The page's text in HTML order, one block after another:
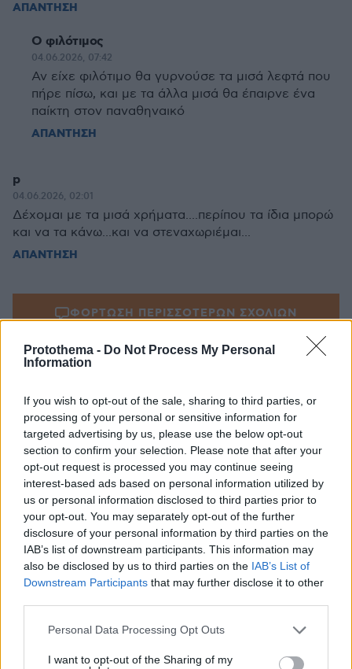
Protothema - Do Not Process My Personal
Information
If you wish to opt-out of the sale, sharing to third parties, or
processing of your personal or sensitive information for
targeted advertising by us, please use the below opt-out
section to confirm your selection. Please note that after your
opt-out request is processed you may continue seeing
interest-based ads based on personal information utilized by
us or personal information disclosed to third parties prior to
your opt-out. You may separately opt-out of the further
disclosure of your personal information by third parties on the
IAB’s list of downstream participants. This information may
also be disclosed by us to third parties on the IAB’s List of
Downstream Participants that may further disclose it to other
Please note that this website/app uses one or more Google
not limited to your visit or usage behaviour. You may click to
Personal Data Processing Opt Outs
I want to opt-out of the Sharing of my
ΑΠΑΝΤΗΣΗ
Ο φιλότιμος
04.06.2026, 07:42
Αν είχε φιλότιμο θα γυρνούσε τα μισά λεφτά που
πήρε πίσω, και με τα άλλα μισά θα έπαιρνε ένα
παίκτη στον παναθηναικό
ΑΠΑΝΤΗΣΗ
p
04.06.2026, 02:01
Δέχομαι με τα μισά χρήματα....περίπου τα ίδια μπορώ
και να τα κάνω...και να στεναχωριέμαι...
ΑΠΑΝΤΗΣΗ
ΦΟΡΤΩΣΗ ΠΕΡΙΣΣΟΤΕΡΩΝ ΣΧΟΛΙΩΝ
ΌΝΟΜΑ *
EMAIL